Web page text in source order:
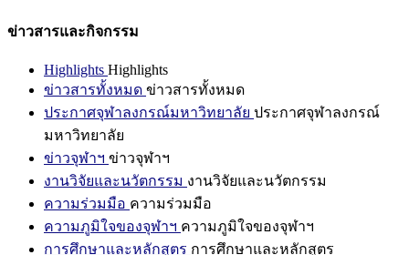
ข่าวสารและกิจกรรม
Highlights Highlights
ข่าวสารทั้งหมด ข่าวสารทั้งหมด
ประกาศจุฬาลงกรณ์มหาวิทยาลัย ประกาศจุฬาลงกรณ์
มหาวิทยาลัย
ข่าวจุฬาฯ ข่าวจุฬาฯ
งานวิจัยและนวัตกรรม งานวิจัยและนวัตกรรม
ความร่วมมือ ความร่วมมือ
ความภูมิใจของจุฬาฯ ความภูมิใจของจุฬาฯ
การศึกษาและหลักสูตร การศึกษาและหลักสูตร